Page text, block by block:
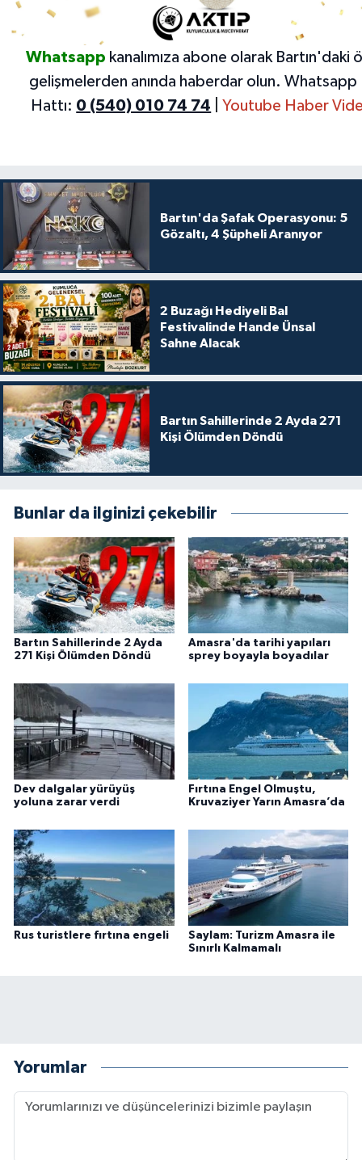
Whatsapp kanalımıza abone olarak Bartın'daki
gelişmelerden anında haberdar olun. Whatsapp
Hattı: 0 (540) 010 74 74 Youtube Haber
Bartın'da Şafak Operasyonu: 5
Gözaltı, 4 Şüpheli Aranıyor
2 Buzağı Hediyeli Bal
Festivalinde Hande Ünsal
Sahne Alacak
Bartın Sahillerinde 2 Ayda 271
Kişi Ölümden Döndü
Bunlar da ilginizi çekebilir
Bartın Sahillerinde 2 Ayda
271 Kişi Ölümden Döndü
Amasra'da tarihi yapıları
sprey boyayla boyadılar
Dev dalgalar yürüyüş
yoluna zarar verdi
Fırtına Engel Olmuştu,
Kruvaziyer Yarın Amasra’da
Rus turistlere fırtına engeli
Saylam: Turizm Amasra ile
Sınırlı Kalmamalı
Yorumlar